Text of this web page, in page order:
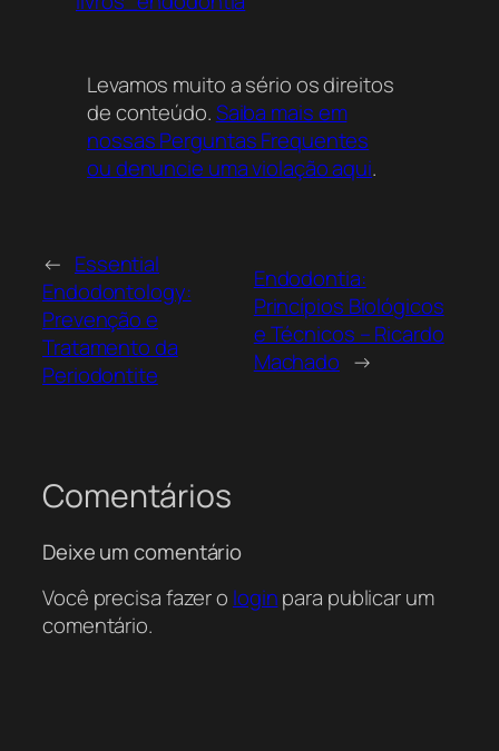
Levamos muito a sério os direitos
de conteúdo.Saiba mais em
nossas Perguntas Frequentes
ou denuncie uma violação aqui.
← Essential
Endodontology:
Prevenção e
Tratamento da
Periodontite
Endodontia:
Princípios Biológicos
e Técnicos – Ricardo
Machado →
Comentários
Deixe um comentário
Você precisa fazer o loginpara publicar um
comentário.